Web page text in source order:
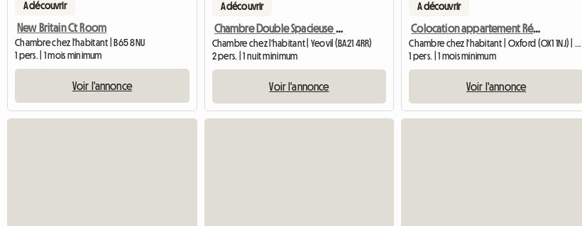
A découvrir
New Britain Ct Room
Chambre chez l'habitant | B65 8NU
1 pers. | 1 mois minimum
Voir l'annonce
A découvrir
Chambre Double Spacieuse Dans Le Centre De Yeovil
Chambre chez l'habitant | Yeovil (BA21 4RR)
2 pers. | 1 nuit minimum
Voir l'annonce
A découvrir
Colocation appartement Résidence Etudiante Student Castle
Chambre chez l'habitant | Oxford (OX1 1NJ) | 14 M2
1 pers. | 1 mois minimum
Voir l'annonce